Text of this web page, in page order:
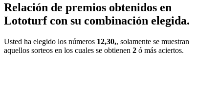
Relación de premios obtenidos en
Lototurf con su combinación elegida.
Usted ha elegido los números 12,30,, solamente se muestran
aquellos sorteos en los cuales se obtienen 2 ó más aciertos.